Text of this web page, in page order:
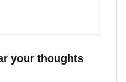
your thoughts